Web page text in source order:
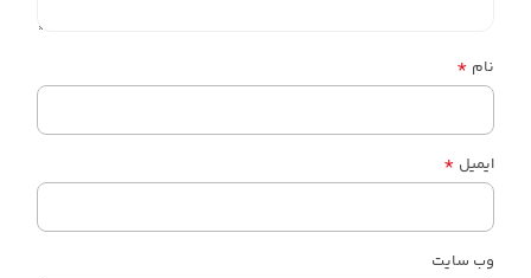
نام *
ایمیل *
وب‌ سایت